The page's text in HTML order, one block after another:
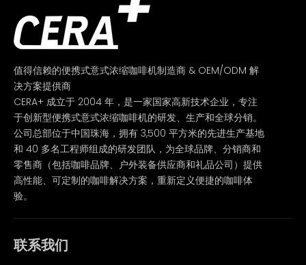
值得信赖的便携式意式浓缩咖啡机制造商 & OEM/ODM 解
决方案提供商
CERA+ 成立于 2004 年，是一家国家高新技术企业，专注
于创新型便携式意式浓缩咖啡机的研发、生产和全球分销。
公司总部位于中国珠海，拥有 3,500 平方米的先进生产基地
和 40 多名工程师组成的研发团队，为全球品牌、分销商和
零售商（包括咖啡品牌、户外装备供应商和礼品公司）提供
高性能、可定制的咖啡解决方案，重新定义便捷的咖啡体
验。
联系我们